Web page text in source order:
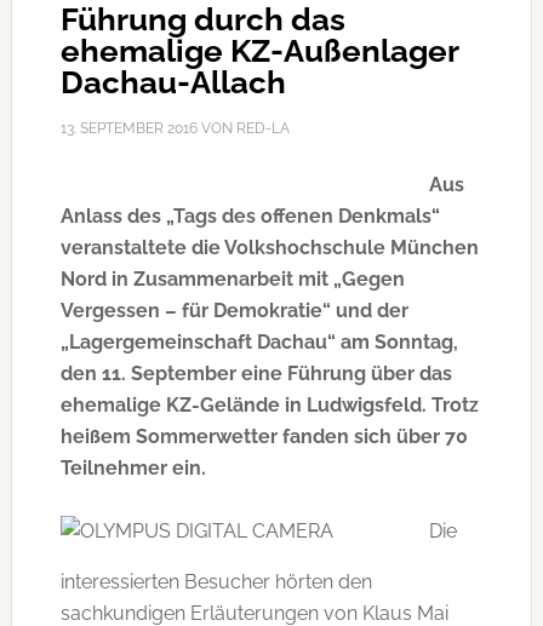
Führung durch das
ehemalige KZ-Außenlager
Dachau-Allach
13. SEPTEMBER 2016VON RED-LA
Aus
Anlass des „Tags des offenen Denkmals“
veranstaltete die Volkshochschule München
Nord in Zusammenarbeit mit „Gegen
Vergessen – für Demokratie“ und der
„Lagergemeinschaft Dachau“ am Sonntag,
den 11. September eine Führung über das
ehemalige KZ-Gelände in Ludwigsfeld. Trotz
heißem Sommerwetter fanden sich über 70
Teilnehmer ein.
Die
interessierten Besucher hörten den
sachkundigen Erläuterungen von Klaus Mai